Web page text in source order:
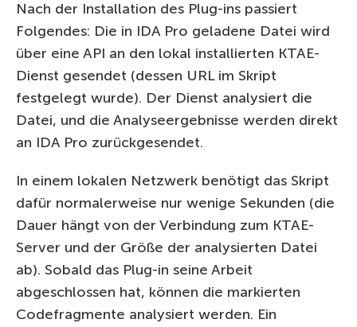
Nach der Installation des Plug-ins passiert
Folgendes: Die in IDA Pro geladene Datei wird
über eine API an den lokal installierten KTAE-
Dienst gesendet (dessen URL im Skript
festgelegt wurde). Der Dienst analysiert die
Datei, und die Analyseergebnisse werden direkt
an IDA Pro zurückgesendet.
In einem lokalen Netzwerk benötigt das Skript
dafür normalerweise nur wenige Sekunden (die
Dauer hängt von der Verbindung zum KTAE-
Server und der Größe der analysierten Datei
ab). Sobald das Plug-in seine Arbeit
abgeschlossen hat, können die markierten
Codefragmente analysiert werden. Ein